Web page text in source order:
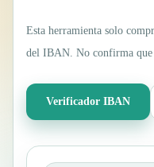
Esta herramienta solo
del IBAN. No confirma que
Verificador IBAN